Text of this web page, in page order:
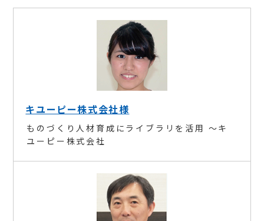
キユーピー株式会社様
ものづくり人材育成にライブラリを活用 ～キ
ユーピー株式会社